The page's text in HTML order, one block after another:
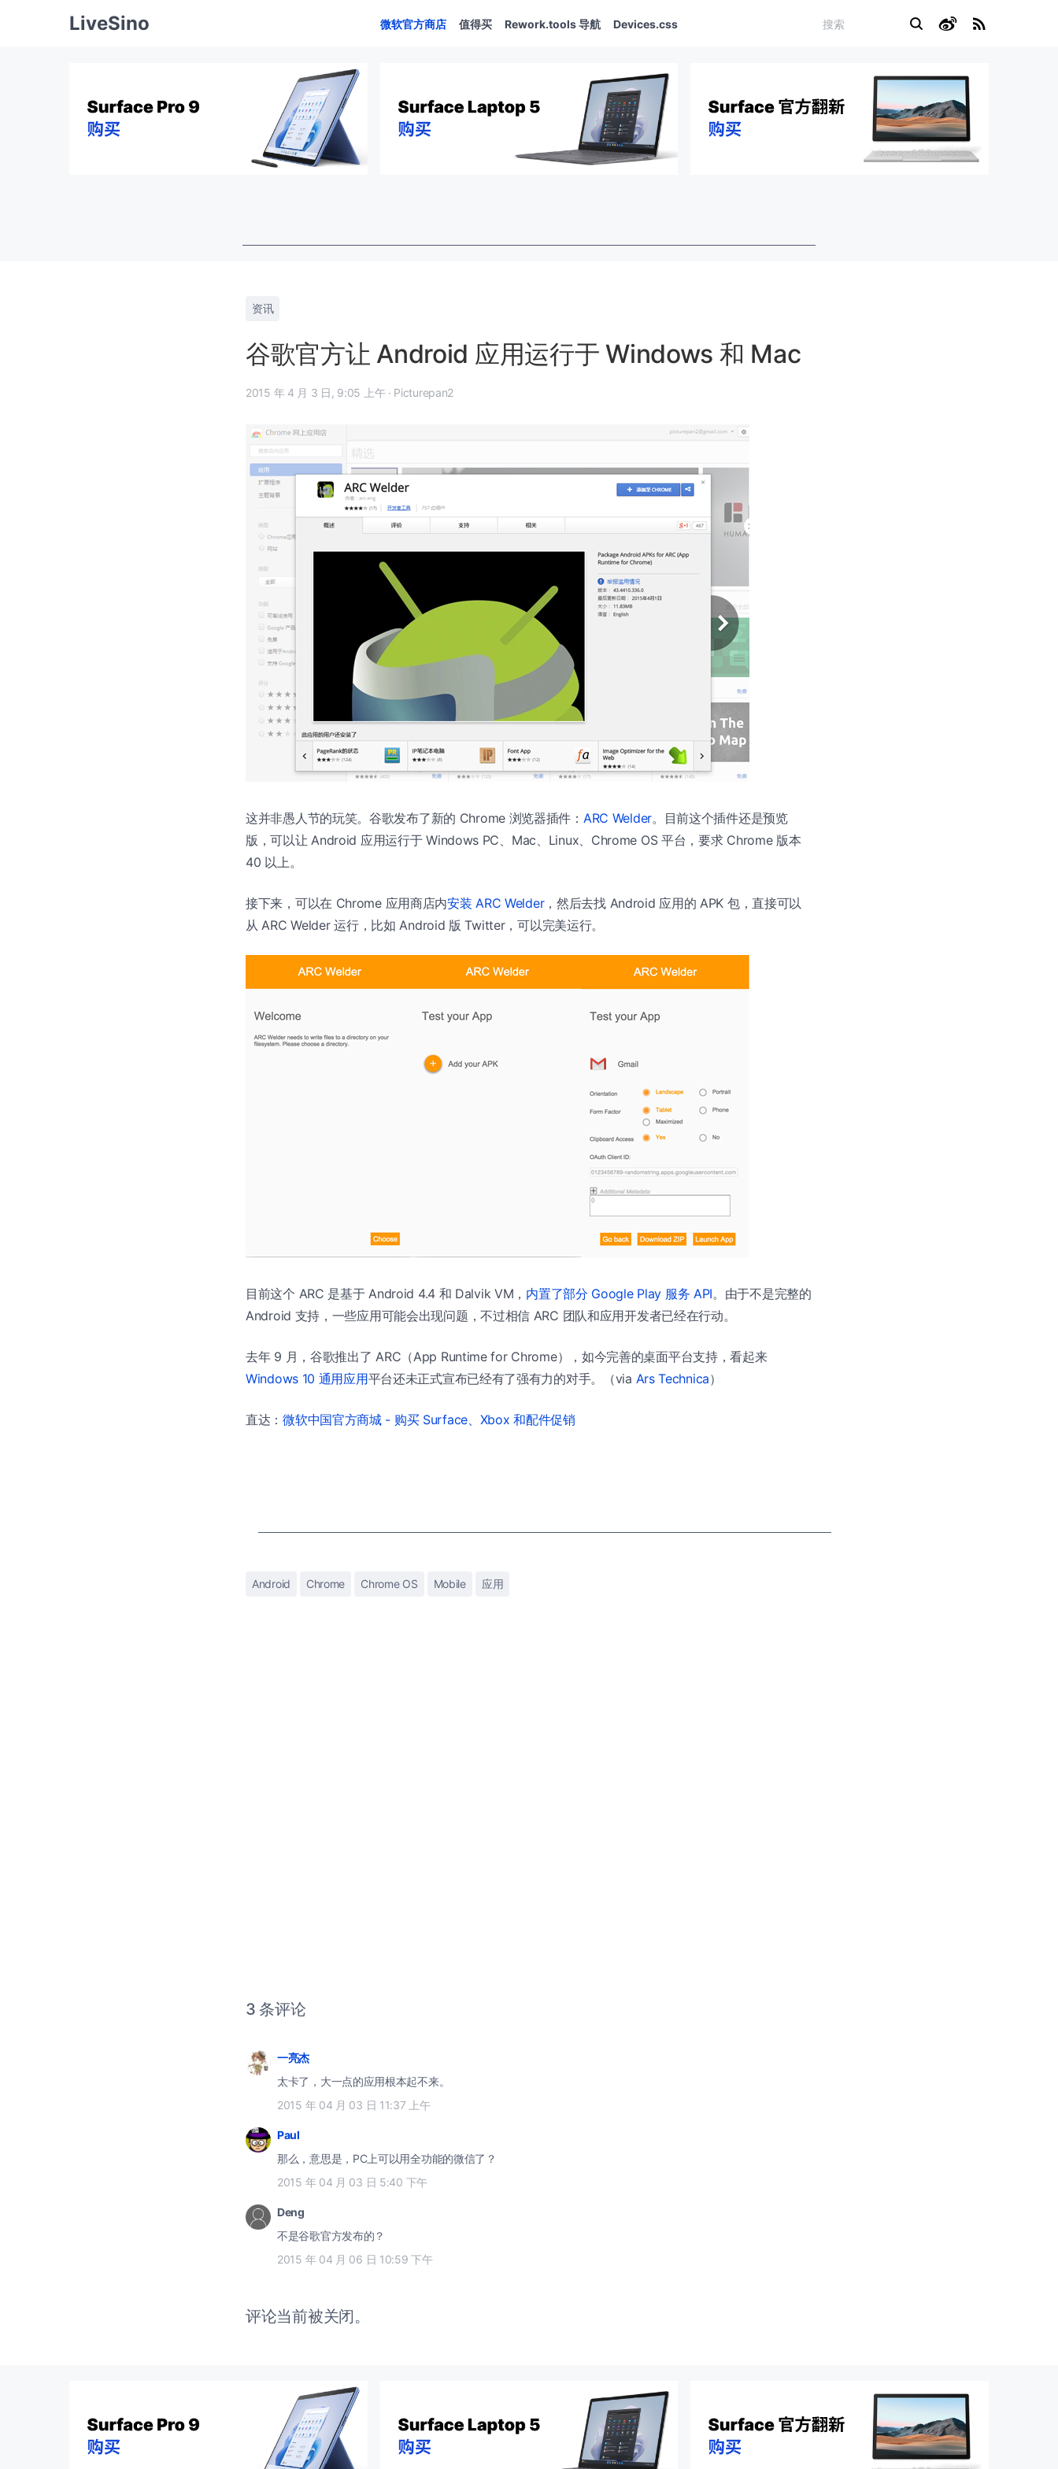
LiveSino 微软官方商店 值得买 Rework.tools 导航 Devices.css
资讯
谷歌官方让 Android 应用运行于 Windows 和 Mac
2015 年 4 月 3 日, 9:05 上午 · Picturepan2
这并非愚人节的玩笑。谷歌发布了新的 Chrome 浏览器插件： ARC Welder。目前这个插件还是预览
版，可以让 Android 应用运行于 Windows PC、Mac、Linux、Chrome OS 平台，要求 Chrome 版本
40 以上。
接下来，可以在 Chrome 应用商店内安装 ARC Welder，然后去找 Android 应用的 APK 包，直接可以
从 ARC Welder 运行，比如 Android 版 Twitter，可以完美运行。
目前这个 ARC 是基于 Android 4.4 和 Dalvik VM， 内置了部分 Google Play 服务 API。由于不是完整的
Android 支持，一些应用可能会出现问题，不过相信 ARC 团队和应用开发者已经在行动。
去年 9 月，谷歌推出了 ARC（App Runtime for Chrome），如今完善的桌面平台支持，看起来
Windows 10 通用应用平台还未正式宣布已经有了强有力的对手。（via Ars Technica）
直达：微软中国官方商城 - 购买 Surface、Xbox 和配件促销
Android Chrome Chrome OS Mobile 应用
3 条评论
一亮杰
太卡了，大一点的应用根本起不来。
2015 年 04 月 03 日 11:37 上午
Paul
那么，意思是，PC上可以用全功能的微信了？
2015 年 04 月 03 日 5:40 下午
Deng
不是谷歌官方发布的？
2015 年 04 月 06 日 10:59 下午
评论当前被关闭。